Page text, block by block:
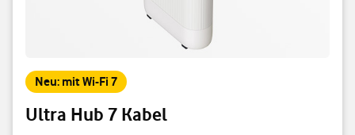
Neu: mit Wi-Fi 7
Ultra Hub 7 Kabel